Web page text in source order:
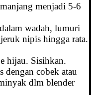
menjadi 5-6
wadah, lumuri
nipis hingga rata.
hijau. Sisihkan.
dengan cobek atau
dlm blender